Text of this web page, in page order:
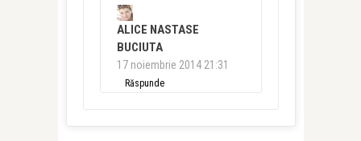
ALICE NASTASE
BUCIUTA
17 noiembrie 2014 21:31
Răspunde